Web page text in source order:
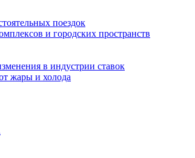
поездок
и городских пространств
в индустрии ставок
жары и холода